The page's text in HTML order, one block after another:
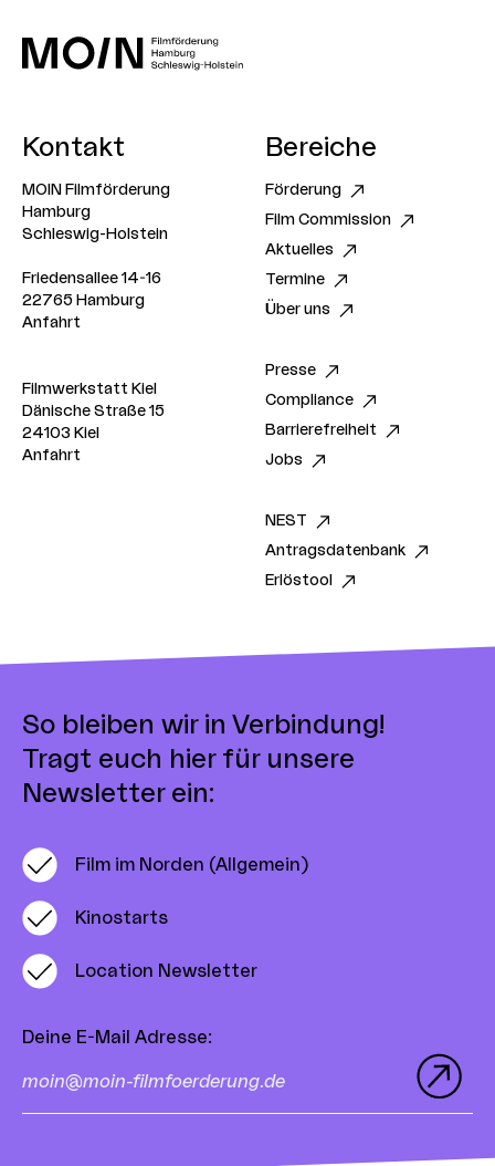
So bleiben wir in Verbindung!
Tragt euch hier für unsere
Newsletter ein:
Film im Norden (Allgemein)
Kinostarts
Location Newsletter
Deine E-Mail Adresse:
Kontakt
MOIN Filmförderung
Hamburg
Schleswig-Holstein
Friedensallee 14-16
22765 Hamburg
Anfahrt
Filmwerkstatt Kiel
Dänische Straße 15
24103 Kiel
Anfahrt
Bereiche
Förderung
Film Commission
Aktuelles
Termine
Über uns
Presse
Compliance
Barrierefreiheit
Jobs
NEST
Antragsdatenbank
Erlöstool